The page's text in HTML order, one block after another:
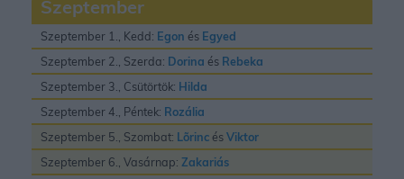
Szeptember
Szeptember 1., Kedd: Egon és Egyed
Szeptember 2., Szerda: Dorina és Rebeka
Szeptember 3., Csütörtök: Hilda
Szeptember 4., Péntek: Rozália
Szeptember 5., Szombat: Lõrinc ésViktor
Szeptember 6., Vasárnap: Zakariás